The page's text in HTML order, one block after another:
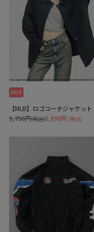
SALE
【MLB】ロゴコーチジャケット
8,690円 (税込)
9,790円(税込)